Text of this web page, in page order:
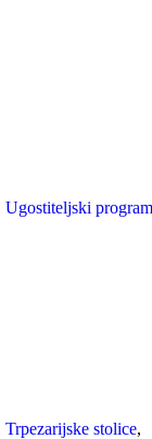
Ugostiteljski program
Trpezarijske stolice,